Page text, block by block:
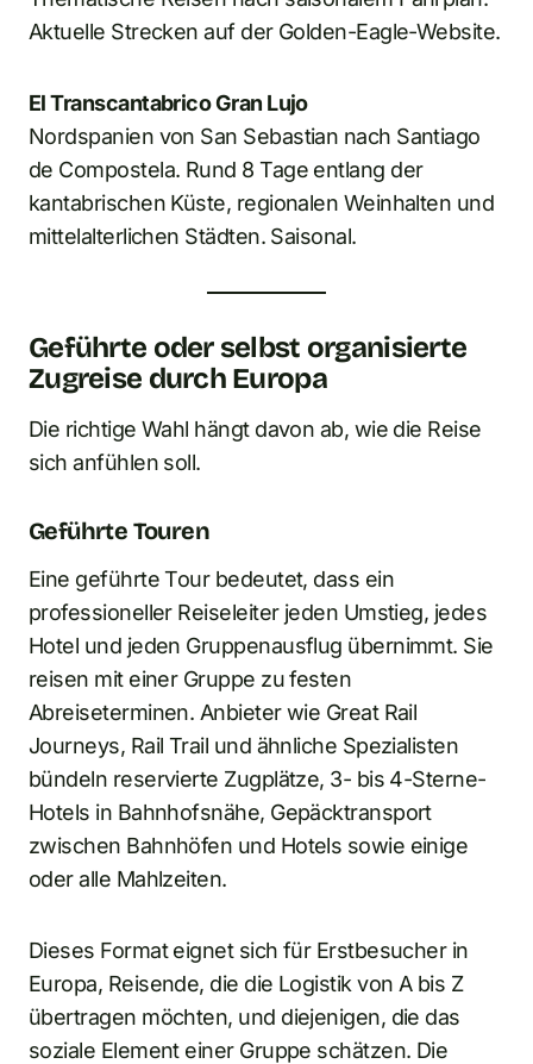
Aktuelle Strecken auf der Golden-Eagle-Website.
El Transcantabrico Gran Lujo
Nordspanien von San Sebastian nach Santiago
de Compostela. Rund 8 Tage entlang der
kantabrischen Küste, regionalen Weinhalten und
mittelalterlichen Städten. Saisonal.
Geführte oder selbst organisierte
Zugreise durch Europa
Die richtige Wahl hängt davon ab, wie die Reise
sich anfühlen soll.
Geführte Touren
Eine geführte Tour bedeutet, dass ein
professioneller Reiseleiter jeden Umstieg, jedes
Hotel und jeden Gruppenausflug übernimmt. Sie
reisen mit einer Gruppe zu festen
Abreiseterminen. Anbieter wie Great Rail
Journeys, Rail Trail und ähnliche Spezialisten
bündeln reservierte Zugplätze, 3- bis 4-Sterne-
Hotels in Bahnhofsnähe, Gepäcktransport
zwischen Bahnhöfen und Hotels sowie einige
oder alle Mahlzeiten.
Dieses Format eignet sich für Erstbesucher in
Europa, Reisende, die die Logistik von A bis Z
übertragen möchten, und diejenigen, die das
soziale Element einer Gruppe schätzen. Die